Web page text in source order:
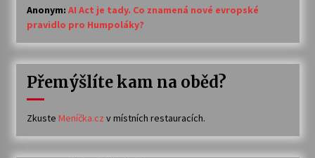
Anonym: AI Act je tady. Co znamená nové evropské
pravidlo pro Humpoláky?
Přemýšlíte kam na oběd?
Zkuste Meníčka.cz v místních restauracích.